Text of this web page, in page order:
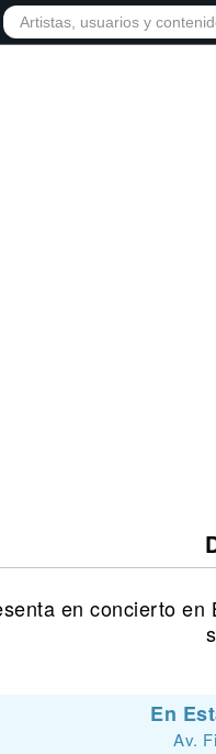
ARTISTAS RED
en concierto
En
Av.